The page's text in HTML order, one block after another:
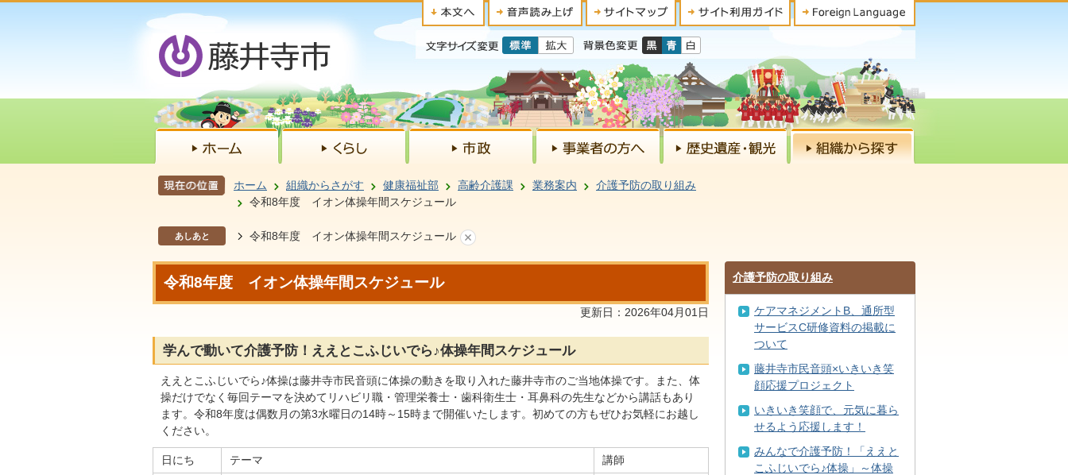
ホーム 組織からさがす 健康福祉部 高齢介護課 業務案内
介護予防の取り組み
令和8年度 イオン体操年間スケジュール
あしあと 令和8年度 イオン体操年間スケジュール
令和8年度 イオン体操年間スケジュール
更新日：2026年04月01日
学んで動いて介護予防！ええとこふじいでら♪体操年間スケジュール
ええとこふじいでら♪体操は藤井寺市民音頭に体操の動きを取り入れた藤井寺市のご当地体操です。また、体
操だけでなく毎回テーマを決めてリハビリ職・管理栄養士・歯科衛生士・耳鼻科の先生などから講話もあり
ます。令和8年度は偶数月の第3水曜日の14時～15時まで開催いたします。初めての方もぜひお気軽にお越し
ください。
日にち テーマ
講師
介護予防の取り組み
ケアマネジメントB、通所型
サービスC研修資料の掲載に
ついて
藤井寺市民音頭×いきいき笑
顔応援プロジェクト
いきいき笑顔で、元気に暮ら
せるよう応援します！
みんなで介護予防！「ええと
こふじいでら♪体操」～体操